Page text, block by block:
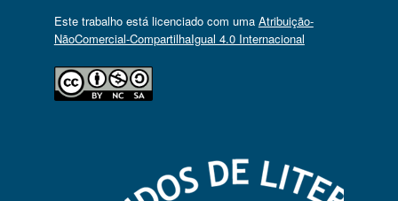
Este trabalho está licenciado com uma Atribuição-
NãoComercial-CompartilhaIgual 4.0 Internacional